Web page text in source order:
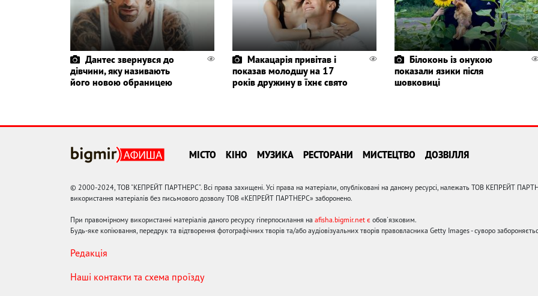
Дантес звернувся до
дівчини, яку називають
його новою обраницею
Макацарія привітав і
показав молодшу на 17
років дружину в їхнє свято
Білоконь із онукою
показали язики після
шовковиці
МІСТО КІНО МУЗИКА РЕСТОРАНИ МИСТЕЦТВО ДОЗВІЛЛЯ
© 2000-2024, ТОВ "КЕПРЕЙТ ПАРТНЕРС". Всі права захищені. Усі права на матеріали, опубліковані на даному ресурсі, належать ТОВ КЕПРЕЙТ
використання матеріалів без письмового дозволу ТОВ «КЕПРЕЙТ ПАРТНЕРС» заборонено.
При правомірному використанні матеріалів даного ресурсу гіперпосилання на afisha.bigmir.net є обов'язковим.
Будь-яке копіювання, передрук та відтворення фотографічних творів та/або аудіовізуальних творів правовласника Getty Images - суворо
Редакція
Наші контакти та схема проїзду